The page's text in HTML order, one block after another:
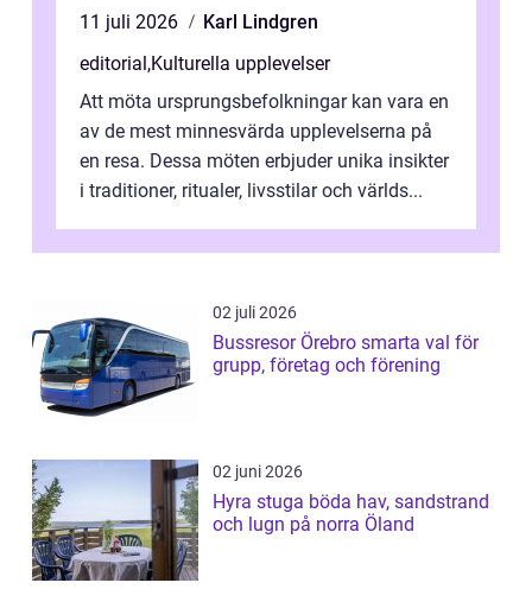
11 juli 2026
Karl Lindgren
editorial,Kulturella upplevelser
Att möta ursprungsbefolkningar kan vara en
av de mest minnesvärda upplevelserna på
en resa. Dessa möten erbjuder unika insikter
i traditioner, ritualer, livsstilar och världs...
02 juli 2026
Bussresor Örebro smarta val för
grupp, företag och förening
02 juni 2026
Hyra stuga böda hav, sandstrand
och lugn på norra Öland